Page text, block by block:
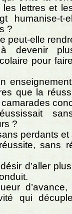
les lettres et
humanise-t-
?
peut-elle
à devenir
pour
que la
?
perdants
sans
d’aller
qui